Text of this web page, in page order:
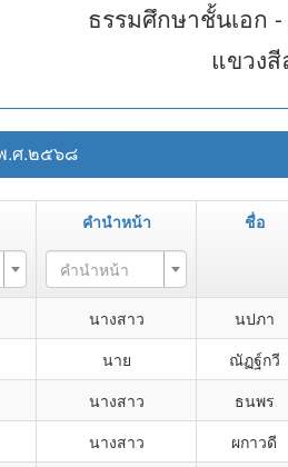
ธรรมศึกษาชั้นเอก
แขวง
.ศ.๒๕๖๘
คำนำหน้า ชื่อ
คำนำหน้า
นางสาว นปภา
นาย ณัฏฐ์กวี
นางสาว ธนพร
นางสาว ผกาวดี